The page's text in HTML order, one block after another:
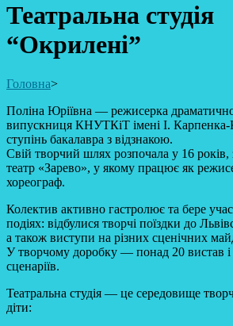
Театральна студія
“Окрилені”
Головна>
Поліна Юріївна — режисерка
випускниця КНУТКіТ імені І. Карпенка-
ступінь бакалавра з відзнакою.
Свій творчий шлях розпочала у 16
театр «Зарево», у якому працює як
хореограф.
Колектив активно гастролює та бере
подіях: відбулися творчі поїздки до
а також виступи на різних сценічних
У творчому доробку — понад 20 вистав і
сценаріїв.
Театральна студія — це середовище
діти: